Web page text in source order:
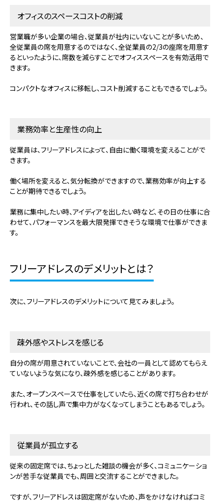
オフィスのスペースコストの削減
営業職が多い企業の場合、従業員が社内にいないことが多いため、
全従業員の席を用意するのではなく、全従業員の2/3の座席を用意す
るといったように、席数を減らすことでオフィススペースを有効活用で
きます。
コンパクトなオフィスに移転し、コスト削減することもできるでしょう。
業務効率と生産性の向上
従業員は、フリーアドレスによって、自由に働く環境を変えることがで
きます。
働く場所を変えると、気分転換ができますので、業務効率が向上する
ことが期待できるでしょう。
業務に集中したい時、アイディアを出したい時など、その日の仕事に合
わせて、パフォーマンスを最大限発揮できそうな環境で仕事ができま
す。
フリーアドレスのデメリットとは？
次に、フリーアドレスのデメリットについて見てみましょう。
疎外感やストレスを感じる
自分の席が用意されていないことで、会社の一員として認めてもらえ
ていないような気になり、疎外感を感じることがあります。
また、オープンスペースで仕事をしていたら、近くの席で打ち合わせが
行われ、その話し声で集中力がなくなってしまうこともあるでしょう。
従業員が孤立する
従来の固定席では、ちょっとした雑談の機会が多く、コミュニケーショ
ンが苦手な従業員でも、周囲と交流することができました。
ですが、フリーアドレスは固定席がないため、声をかけなければコミ